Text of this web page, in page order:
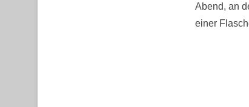
Abend, an
einer